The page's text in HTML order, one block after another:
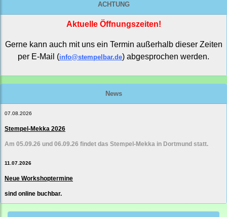
ACHTUNG
Aktuelle Öffnungszeiten!
Gerne kann auch mit uns ein Termin außerhalb dieser Zeiten
per E-Mail (info@stempelbar.de) abgesprochen werden.
News
07.08.2026
Stempel-Mekka 2026
Am 05.09.26 und 06.09.26 findet das Stempel-Mekka in Dortmund statt.
11.07.2026
Neue Workshoptermine
sind online buchbar.